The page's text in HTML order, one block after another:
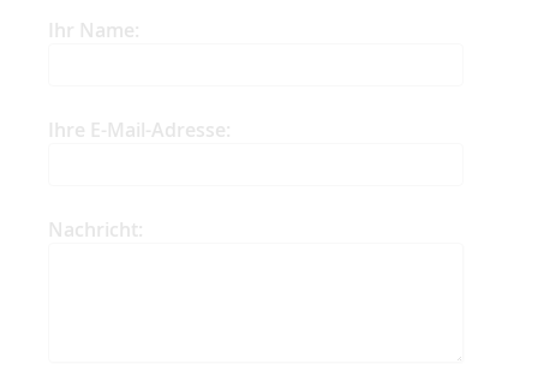
Ihr Name:
Ihre E-Mail-Adresse:
Nachricht: